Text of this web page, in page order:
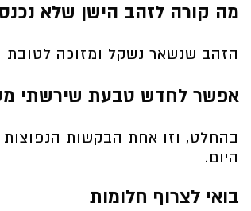
מה קורה לזהב הישן שלא
הזהב שנשאר נשקל ומזוכה
אפשר לחדש טבעת שירשתי
בהחלט, וזו אחת הבקשות
היום.
בואי לצרוף חלומות